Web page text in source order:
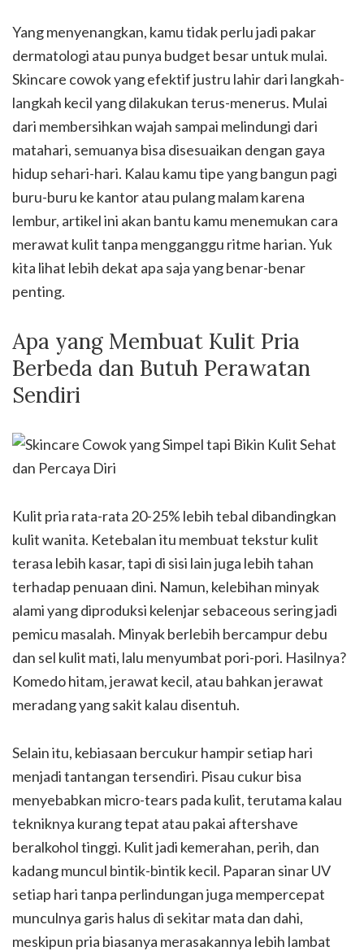
Yang menyenangkan, kamu tidak perlu jadi pakar
dermatologi atau punya budget besar untuk mulai.
Skincare cowok yang efektif justru lahir dari langkah-
langkah kecil yang dilakukan terus-menerus. Mulai
dari membersihkan wajah sampai melindungi dari
matahari, semuanya bisa disesuaikan dengan gaya
hidup sehari-hari. Kalau kamu tipe yang bangun pagi
buru-buru ke kantor atau pulang malam karena
lembur, artikel ini akan bantu kamu menemukan cara
merawat kulit tanpa mengganggu ritme harian. Yuk
kita lihat lebih dekat apa saja yang benar-benar
penting.
Apa yang Membuat Kulit Pria
Berbeda dan Butuh Perawatan
Sendiri
Kulit pria rata-rata 20-25% lebih tebal dibandingkan
kulit wanita. Ketebalan itu membuat tekstur kulit
terasa lebih kasar, tapi di sisi lain juga lebih tahan
terhadap penuaan dini. Namun, kelebihan minyak
alami yang diproduksi kelenjar sebaceous sering jadi
pemicu masalah. Minyak berlebih bercampur debu
dan sel kulit mati, lalu menyumbat pori-pori. Hasilnya?
Komedo hitam, jerawat kecil, atau bahkan jerawat
meradang yang sakit kalau disentuh.
Selain itu, kebiasaan bercukur hampir setiap hari
menjadi tantangan tersendiri. Pisau cukur bisa
menyebabkan micro-tears pada kulit, terutama kalau
tekniknya kurang tepat atau pakai aftershave
beralkohol tinggi. Kulit jadi kemerahan, perih, dan
kadang muncul bintik-bintik kecil. Paparan sinar UV
setiap hari tanpa perlindungan juga mempercepat
munculnya garis halus di sekitar mata dan dahi,
meskipun pria biasanya merasakannya lebih lambat